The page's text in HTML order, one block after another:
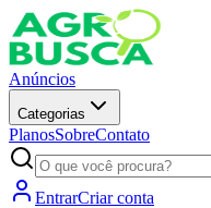
Anúncios
Categorias
PlanosSobreContato
EntrarCriar conta